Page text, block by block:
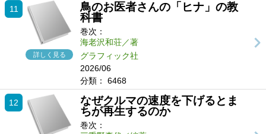
11
詳しく見る
鳥のお医者さんの「ヒナ」の教
科書
巻次：
海老沢和荘／著
グラフィック社
2026/06
分類：
6468
12
なぜクルマの速度を下げるとま
ちが再生するのか
巻次：